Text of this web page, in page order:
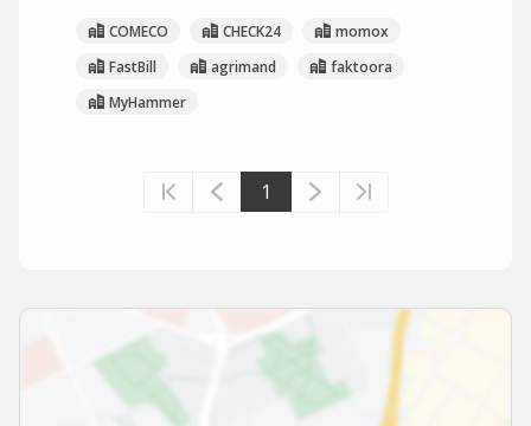
COMECO CHECK24
momox
FastBill
agrimand
faktoora
MyHammer
1